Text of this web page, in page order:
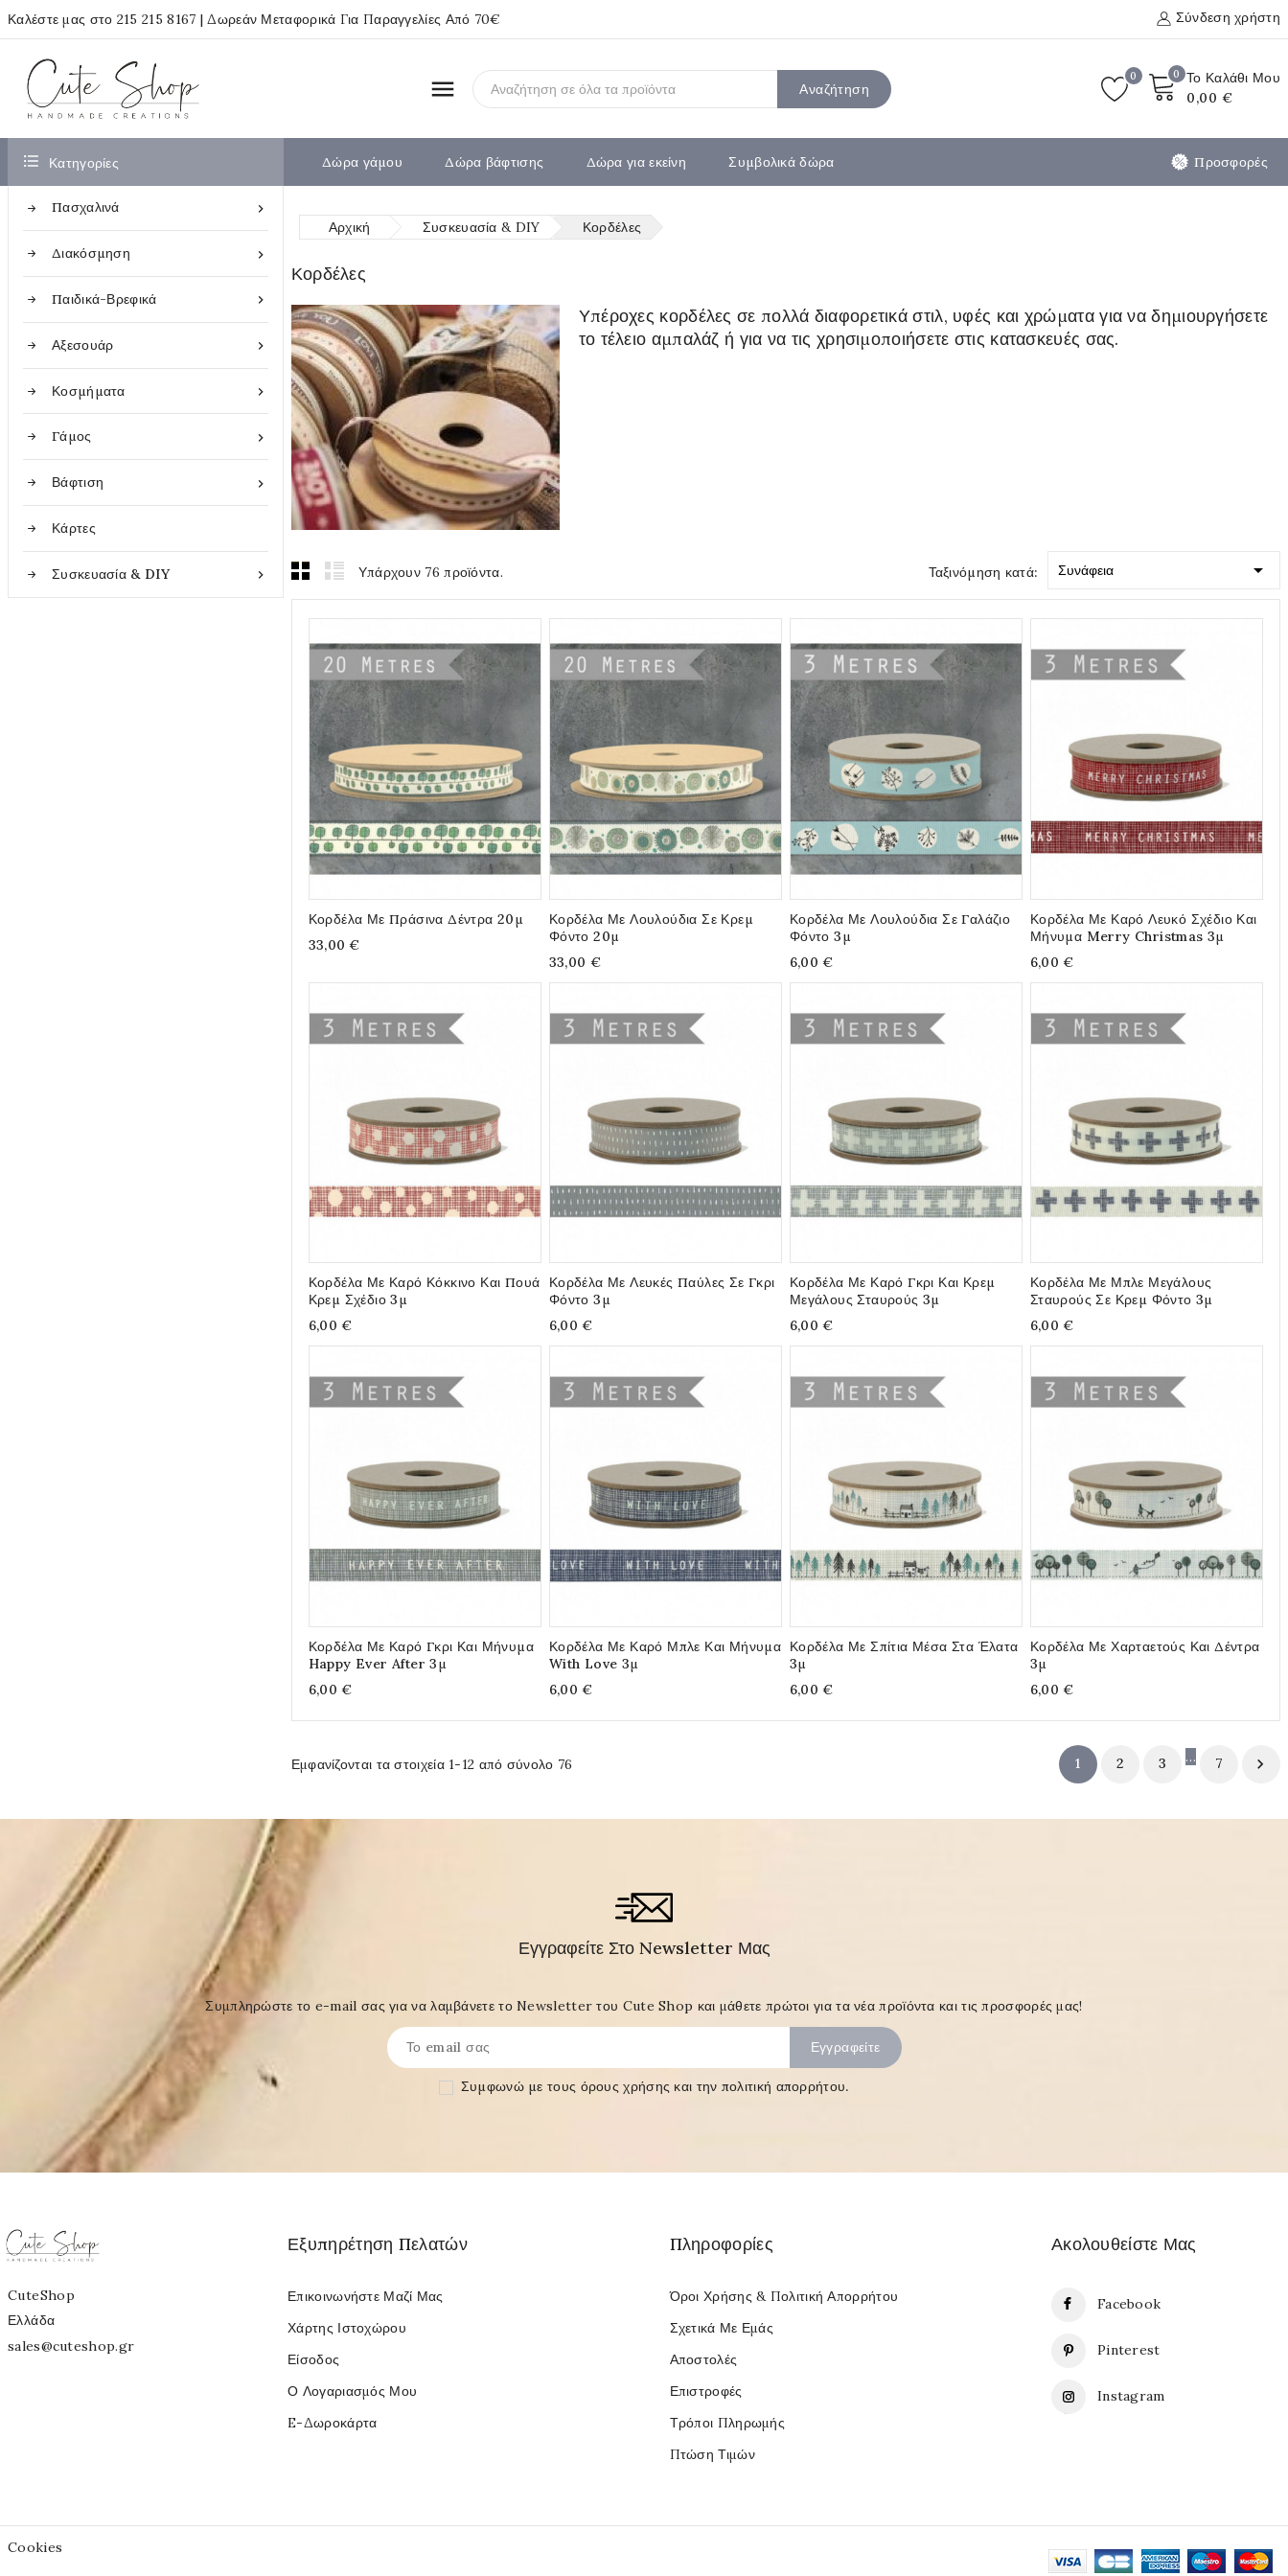
Καλέστε μας στο 215 215 8167 | Δωρεάν Μεταφορικά Για Παραγγελίες Από 70€ Σύνδεση χρήστη

0 Το Καλάθι Μου
0,00 €
Αναζήτηση
0
 Κατηγορίες

Πασχαλινά

Διακόσμηση

Παιδικά-Βρεφικά

Αξεσουάρ

Κοσμήματα

Γάμος

Βάφτιση
Κάρτες

Συσκευασία & DIY
Δώρα γάμου Δώρα βάφτισης Δώρα για εκείνη Συμβολικά δώρα Προσφορές
Αρχική Συσκευασία & DIY Κορδέλες
Κορδέλες
Υπέροχες κορδέλες σε πολλά διαφορετικά στιλ, υφές και χρώματα για να δημιουργήσετε
το τέλειο αμπαλάζ ή για να τις χρησιμοποιήσετε στις κατασκευές σας.
Υπάρχουν 76 προϊόντα. Ταξινόμηση κατά: Συνάφεια 
Κορδέλα Με Πράσινα Δέντρα 20μ
33,00 €
Κορδέλα Με Λουλούδια Σε Κρεμ
Φόντο 20μ
33,00 €
Κορδέλα Με Λουλούδια Σε Γαλάζιο
Φόντο 3μ
6,00 €
Κορδέλα Με Καρό Λευκό Σχέδιο Και
Μήνυμα Merry Christmas 3μ
6,00 €
Κορδέλα Με Καρό Κόκκινο Και Πουά
Κρεμ Σχέδιο 3μ
6,00 €
Κορδέλα Με Λευκές Παύλες Σε Γκρι
Φόντο 3μ
6,00 €
Κορδέλα Με Καρό Γκρι Και Κρεμ
Μεγάλους Σταυρούς 3μ
6,00 €
Κορδέλα Με Μπλε Μεγάλους
Σταυρούς Σε Κρεμ Φόντο 3μ
6,00 €
Κορδέλα Με Καρό Γκρι Και Μήνυμα
Happy Ever After 3μ
6,00 €
Κορδέλα Με Καρό Μπλε Και Μήνυμα
With Love 3μ
6,00 €
Κορδέλα Με Σπίτια Μέσα Στα Έλατα
3μ
6,00 €
Κορδέλα Με Χαρταετούς Και Δέντρα
3μ
6,00 €
Εμφανίζονται τα στοιχεία 1-12 από σύνολο 76 1 2 3 … 7 
Εγγραφείτε Στο Newsletter Μας
Συμπληρώστε το e-mail σας για να λαμβάνετε το Newsletter του Cute Shop και μάθετε πρώτοι για τα νέα προϊόντα και τις προσφορές μας!
Συμφωνώ με τους όρους χρήσης και την πολιτική απορρήτου.
Ακολουθείστε Μας
Facebook
Pinterest
Instagram
Πληροφορίες
Όροι Χρήσης & Πολιτική Απορρήτου
Σχετικά Με Εμάς
Αποστολές
Επιστροφές
Τρόποι Πληρωμής
Πτώση Τιμών
Εξυπηρέτηση Πελατών
Επικοινωνήστε Μαζί Μας
Χάρτης Ιστοχώρου
Είσοδος
Ο Λογαριασμός Μου
E-Δωροκάρτα
CuteShop
Ελλάδα
sales@cuteshop.gr
Cookies